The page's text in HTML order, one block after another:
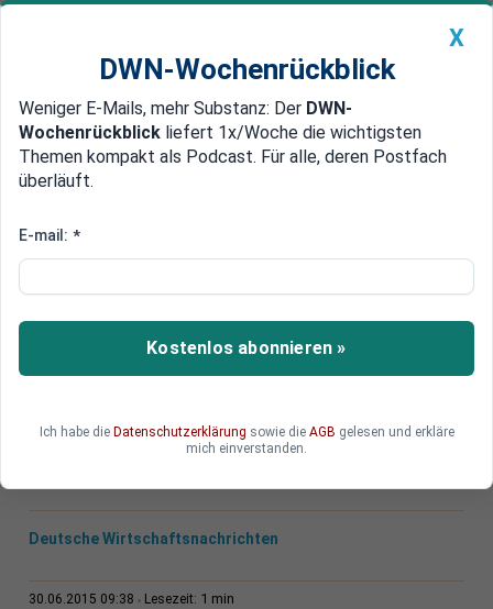
Newsticker MEIN DWN: Geldanlage Premium
Edelmetalle DWN-Magazin China
2,9 Milliarden Euro
Sony holt sich erstmals seit 26
Jahren Geld am Aktienmarkt
Japans Elektronik-Riese Sony will mit dem
den Aktionären holen muss.
Deutsche Wirtschaftsnachrichten
30.06.2015 09:38 Lesezeit: 1 min
X
DWN-Wochenrückblick
Weniger E-Mails, mehr Substanz: Der DWN-
Wochenrückblick liefert 1x/Woche die wichtigsten
Themen kompakt als Podcast. Für alle, deren Postfach
überläuft.
E-mail: *
Kostenlos abonnieren »
Ich habe die Datenschutzerklärung sowie die AGB gelesen und erkläre
mich einverstanden.